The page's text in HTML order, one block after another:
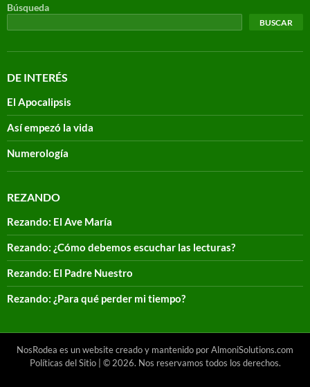
Búsqueda
BUSCAR
DE INTERÉS
El Apocalipsis
Así empezó la vida
Numerología
REZANDO
Rezando: El Ave María
Rezando: ¿Cómo debemos escuchar las lecturas?
Rezando: El Padre Nuestro
Rezando: ¿Para qué perder mi tiempo?
NosRodea es un website creado y mantenido por AlmoniSolutions.com
Políticas del Sitio| © 2026. Nos reservamos todos los derechos.